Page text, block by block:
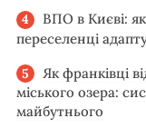
ВПО в Києві:
переселенці
Як франківці
міського озера:
майбутнього